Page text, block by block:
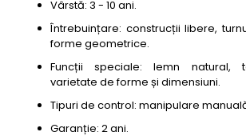
Vârstă: 3 - 10 ani.
Întrebuințare: construcții libere,
forme geometrice.
Funcții speciale: lemn natural,
varietate de forme și dimensiuni.
Tipuri de control: manipulare
Garanție: 2 ani.